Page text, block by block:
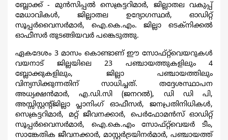
ബ്ലോക്ക് - മുൻസിപ്പൽ സെക്രട്ടറിമാർ, ജില്ലാതല വകുപ്പ്
മേധാവികൾ, ജില്ലാതല ഉദ്യോഗസ്ഥർ, ഓഡിറ്റ്
സൂപ്പർവൈസർമാർ, ഐ.കെ.എം. ജില്ലാ ടെക്നിക്കൽ
ഓഫീസർ തുടങ്ങിയവർ പങ്കെടുത്തു.
ഏകദേശം 3 മാസം കൊണ്ടാണ് ഈ സോഫ്റ്റ്‌വെയറുകൾ
വയനാട് ജില്ലയിലെ 23 പഞ്ചായത്തുകളിലും 4
ബ്ലോക്കുകളിലും, ജില്ലാ പഞ്ചായത്തിലും
വിന്യസിക്കുന്നതിന് സാധിച്ചത്. തദ്ദേശസ്ഥാപന
അധ്യക്ഷൻമാർ, എ.ഡി.സി (ജനറല്‍), ഡി ഡി പി,
അസ്സിസ്റ്റന്‍റ്ജില്ലാ പ്ലാനിംഗ് ഓഫീസർ, ജനപ്രതിനിധികൾ,
സെക്രട്ടറിമാർ, മറ്റ് ജീവനക്കാർ, പെർഫോമൻസ് ഓഡിറ്റ്
സൂപ്പർവൈസർമാർ, ഐ.കെ.എം സോഫ്റ്റ്‌വെയര്‍ ടീം,
സാങ്കേതിക ജീവനക്കാർ, മാസ്റ്റര്‍ട്രയിനര്‍മാര്‍, പഞ്ചായത്ത്